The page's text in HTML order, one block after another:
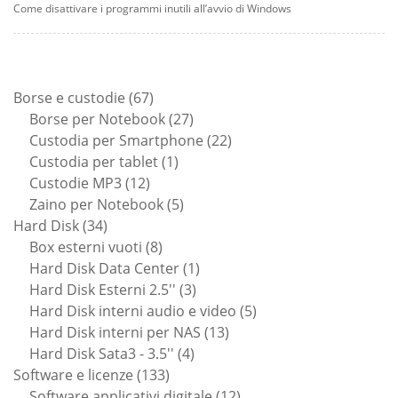
Come disattivare i programmi inutili all’avvio di Windows
Borse e custodie 6767
prodotti
Borse per Notebook 2727
prodotti
Custodia per Smartphone 2222
Custodia per tablet 11
Custodie MP3 1212
prodotti
Zaino per Notebook 55
Hard Disk 3434
prodotti
Box esterni vuoti 88
prodotti
Hard Disk Data Center 11
prodotto
Hard Disk Esterni 2.5'' 33
prodotti
Hard Disk interni audio e video 55
Hard Disk interni per NAS 1313
Hard Disk Sata3 - 3.5'' 44
Software e licenze 133133